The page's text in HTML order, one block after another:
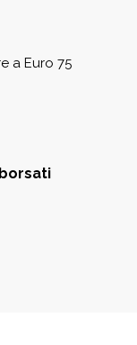
a Euro 75